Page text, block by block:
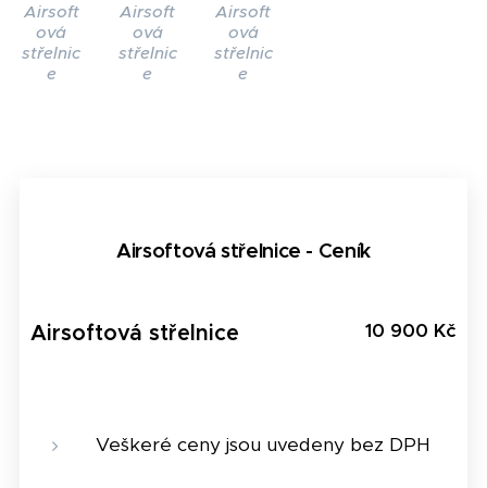
Airsoft
ová
střelnic
e
Airsoft
ová
střelnic
e
Airsoft
ová
střelnic
e
Airsoftová střelnice - Ceník
Airsoftová střelnice 10 900 Kč
Veškeré ceny jsou uvedeny bez DPH